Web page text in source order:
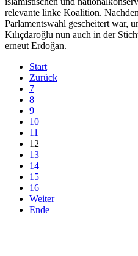
relevante linke Koalition.
Parlamentswahl gescheitert war,
Kılıçdaroğlu nun auch in der
erneut Erdoğan.
Start
Zurück
7
8
9
10
11
12
13
14
15
16
Weiter
Ende